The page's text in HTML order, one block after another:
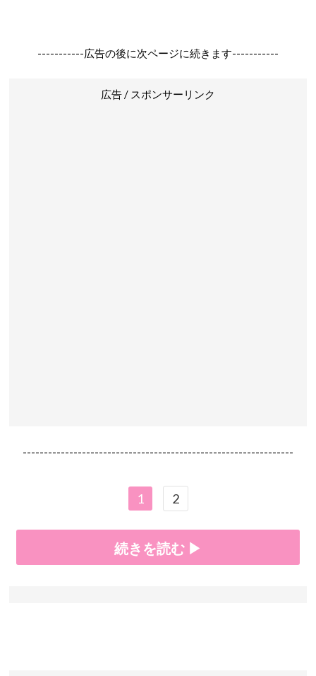
-----------広告の後に次ページに続きます-----------
広告 / スポンサーリンク
----------------------------------------------------------------
1 2
続きを読む ▶